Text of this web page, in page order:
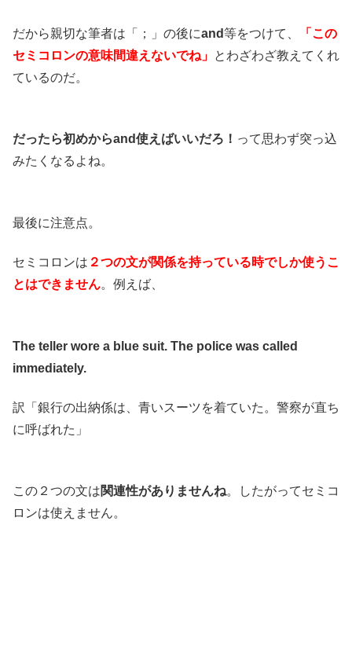
だから親切な筆者は「；」の後にand等をつけて、
「この
セミコロンの意味間違えないでね」 とわざわざ教えてくれ
ているのだ。
だったら初めからand使えばいいだろ！ って思わず突っ込
みたくなるよね。
最後に注意点。
セミコロンは ２つの文が関係を持っている時でしか使うこ
とはできません。例えば、
The teller wore a blue suit. The police was called
immediately.
訳「銀行の出納係は、青いスーツを着ていた。警察が直ち
に呼ばれた」
この２つの文は関連性がありませんね。したがってセミコ
ロンは使えません。